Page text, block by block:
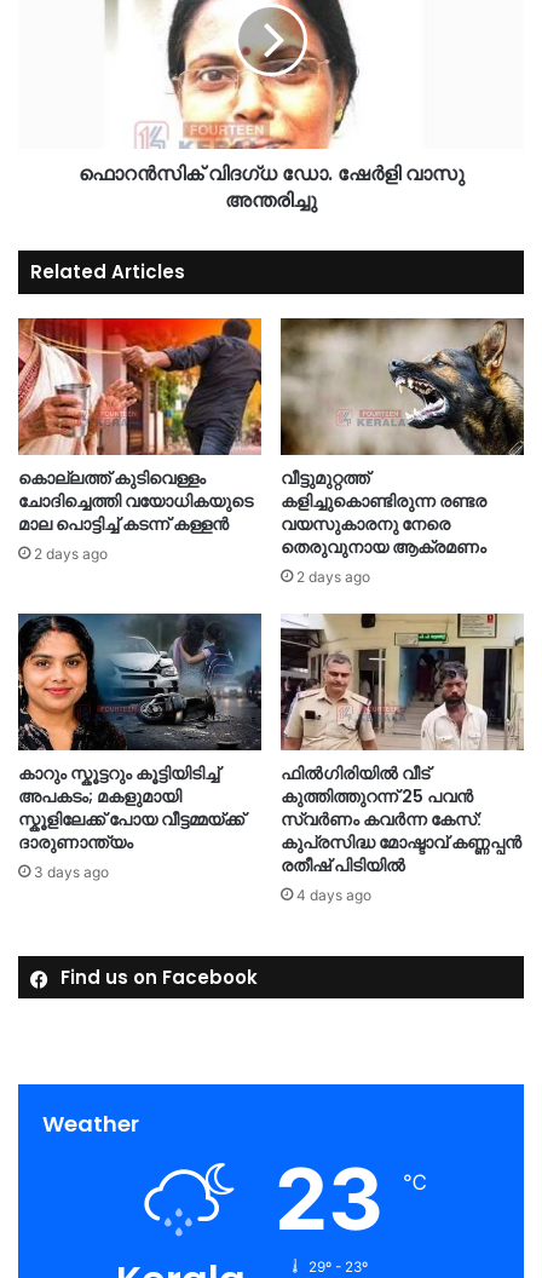
ഫൊറൻസിക് വിദഗ്ധ ഡോ. ഷേർളി വാസു
അന്തരിച്ചു
Related Articles
കൊല്ലത്ത് കുടിവെള്ളം
ചോദിച്ചെത്തി വയോധികയുടെ
മാല പൊട്ടിച്ച് കടന്ന് കള്ളൻ
2 days ago
വീട്ടുമുറ്റത്ത്
കളിച്ചുകൊണ്ടിരുന്ന രണ്ടര
വയസുകാരനു നേരെ
തെരുവുനായ ആക്രമണം
2 days ago
കാറും സ്കൂട്ടറും കൂട്ടിയിടിച്ച്
അപകടം; മകളുമായി
സ്കൂളിലേക്ക് പോയ വീട്ടമ്മയ്ക്ക്
ദാരുണാന്ത്യം
3 days ago
ഫിൽഗിരിയിൽ വീട്
കുത്തിത്തുറന്ന് 25 പവൻ
സ്വർണം കവർന്ന കേസ്:
കുപ്രസിദ്ധ മോഷ്ടാവ് കണ്ണപ്പൻ
രതീഷ് പിടിയിൽ
4 days ago
Find us on Facebook
Weather
23 ℃
29º - 23º